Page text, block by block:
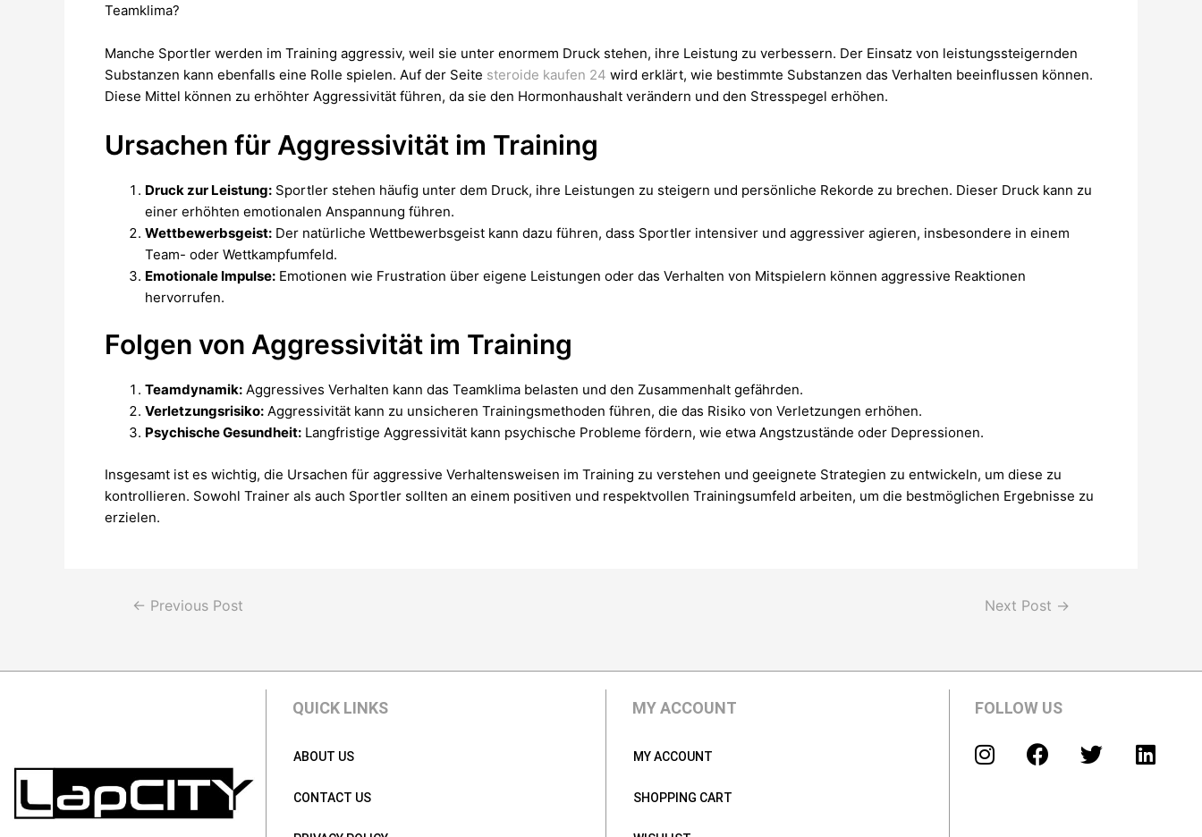
Teamklima?
Manche Sportler werden im Training aggressiv, weil sie unter enormem Druck stehen, ihre Leistung zu verbessern. Der Einsatz von leistungssteigernden
Substanzen kann ebenfalls eine Rolle spielen. Auf der Seite steroide kaufen 24 wird erklärt, wie bestimmte Substanzen das Verhalten beeinflussen können.
Diese Mittel können zu erhöhter Aggressivität führen, da sie den Hormonhaushalt verändern und den Stresspegel erhöhen.
Ursachen für Aggressivität im Training
Druck zur Leistung: Sportler stehen häufig unter dem Druck, ihre Leistungen zu steigern und persönliche Rekorde zu brechen. Dieser Druck kann zu
einer erhöhten emotionalen Anspannung führen.
Wettbewerbsgeist: Der natürliche Wettbewerbsgeist kann dazu führen, dass Sportler intensiver und aggressiver agieren, insbesondere in einem
Team- oder Wettkampfumfeld.
Emotionale Impulse: Emotionen wie Frustration über eigene Leistungen oder das Verhalten von Mitspielern können aggressive Reaktionen
hervorrufen.
Folgen von Aggressivität im Training
Teamdynamik: Aggressives Verhalten kann das Teamklima belasten und den Zusammenhalt gefährden.
Verletzungsrisiko: Aggressivität kann zu unsicheren Trainingsmethoden führen, die das Risiko von Verletzungen erhöhen.
Psychische Gesundheit: Langfristige Aggressivität kann psychische Probleme fördern, wie etwa Angstzustände oder Depressionen.
Insgesamt ist es wichtig, die Ursachen für aggressive Verhaltensweisen im Training zu verstehen und geeignete Strategien zu entwickeln, um diese zu
kontrollieren. Sowohl Trainer als auch Sportler sollten an einem positiven und respektvollen Trainingsumfeld arbeiten, um die bestmöglichen Ergebnisse zu
erzielen.
← Previous Post Next Post →
QUICK LINKS
ABOUT US
CONTACT US
MY ACCOUNT
MY ACCOUNT
SHOPPING CART
FOLLOW US